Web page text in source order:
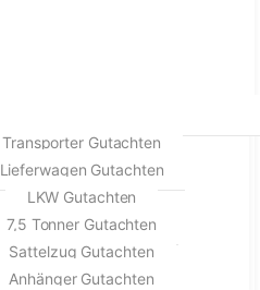
Transporter Gutachten
Lieferwagen Gutachten
LKW Gutachten
7,5 Tonner Gutachten
Sattelzug Gutachten
Anhänger Gutachten